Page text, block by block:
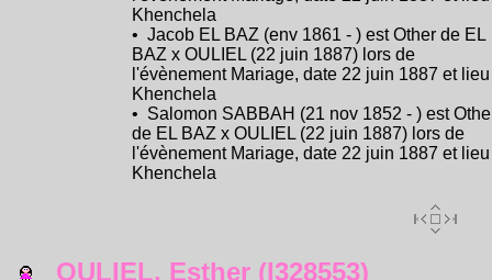
Khenchela
• Jacob EL BAZ (env 1861 - ) est Other de EL
BAZ x OULIEL (22 juin 1887) lors de
l'évènement Mariage, date 22 juin 1887 et lieu
Khenchela
• Salomon SABBAH (21 nov 1852 - ) est
de EL BAZ x OULIEL (22 juin 1887) lors de
l'évènement Mariage, date 22 juin 1887 et lieu
Khenchela
OULIEL, Esther (I328553)